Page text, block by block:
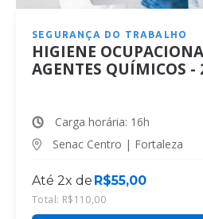
SEGURANÇA DO TRABALHO
HIGIENE
AGENTES QUÍMICOS -
Carga horária: 16h
Senac Centro | Fortaleza
Até 2x de R$55,00
Total: R$110,00